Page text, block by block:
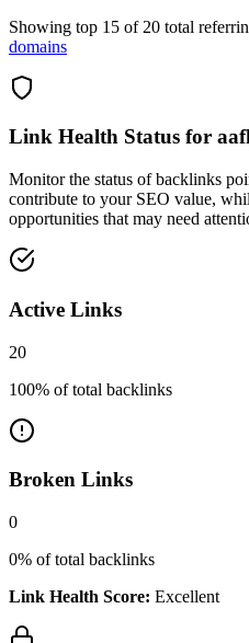
Showing top 15 of 20 total
domains
Link Health Status for
Monitor the status of backlinks
contribute to your SEO value,
opportunities that may need
Active Links
20
100% of total backlinks
Broken Links
0
0% of total backlinks
Link Health Score: Excellent